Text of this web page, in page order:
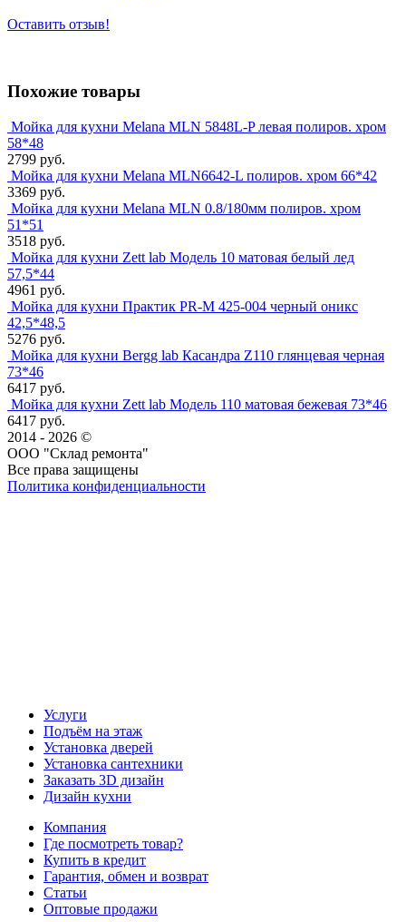
Оставить отзыв!
Похожие товары
Мойка для кухни Melana MLN 5848L-P левая полиров. хром
58*48
2799 руб.
Мойка для кухни Melana MLN6642-L полиров. хром 66*42
3369 руб.
Мойка для кухни Melana MLN 0.8/180мм полиров. хром
51*51
3518 руб.
Мойка для кухни Zett lab Модель 10 матовая белый лед
57,5*44
4961 руб.
Мойка для кухни Практик PR-M 425-004 черный оникс
42,5*48,5
5276 руб.
Мойка для кухни Bergg lab Касандра Z110 глянцевая черная
73*46
6417 руб.
Мойка для кухни Zett lab Модель 110 матовая бежевая 73*46
6417 руб.
2014 - 2026 ©
ООО "Склад ремонта"
Все права защищены
Политика конфиденциальности
Услуги
Подъём на этаж
Установка дверей
Установка сантехники
Заказать 3D дизайн
Дизайн кухни
Компания
Где посмотреть товар?
Купить в кредит
Гарантия, обмен и возврат
Статьи
Оптовые продажи